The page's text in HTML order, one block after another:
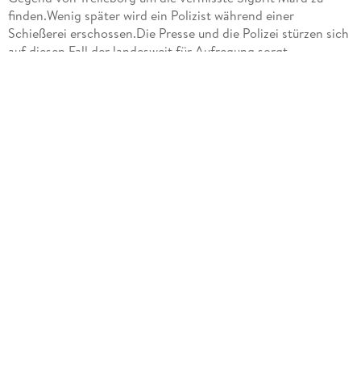
finden.Wenig später wird ein Polizist während einer
Schießerei erschossen.Die Presse und die Polizei stürzen sich
auf diesen Fall der landesweit für Aufregung sorgt.